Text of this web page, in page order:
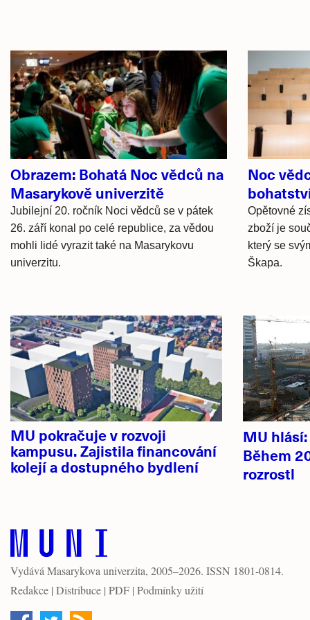
Související
články
Obrazem: Bohatá Noc vědců na
Masarykově univerzitě
Jubilejní 20. ročník Noci vědců se v pátek
26. září konal po celé republice, za vědou
mohli lidé vyrazit také na Masarykovu
univerzitu.
Noc
Opětovné
zboží je
který se
Škapa.
Hlavní
novinky
MU pokračuje v rozvoji
kampusu. Zajistila financování
kolejí a dostupného bydlení
MU
Během
rozrostl
Vydává Masarykova univerzita, 2005–2026. ISSN 1801-0814.
Redakce | Distribuce | PDF | Podmínky užití